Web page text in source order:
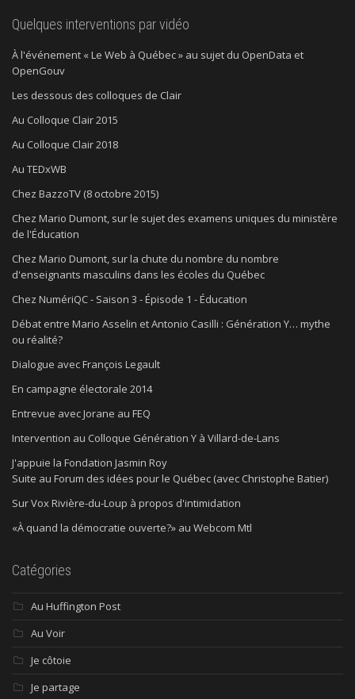
Quelques interventions par vidéo
À l'événement « Le Web à Québec » au sujet du OpenData et
OpenGouv
Les dessous des colloques de Clair
Au Colloque Clair 2015
Au Colloque Clair 2018
Au TEDxWB
Chez BazzoTV (8 octobre 2015)
Chez Mario Dumont, sur le sujet des examens uniques du ministère
de l'Éducation
Chez Mario Dumont, sur la chute du nombre du nombre
d'enseignants masculins dans les écoles du Québec
Chez NumériQC - Saison 3 - Épisode 1 - Éducation
Débat entre Mario Asselin et Antonio Casilli : Génération Y… mythe
ou réalité?
Dialogue avec François Legault
En campagne électorale 2014
Entrevue avec Jorane au FEQ
Intervention au Colloque Génération Y à Villard-de-Lans
J'appuie la Fondation Jasmin Roy
Suite au Forum des idées pour le Québec (avec Christophe Batier)
Sur Vox Rivière-du-Loup à propos d'intimidation
«À quand la démocratie ouverte?» au Webcom Mtl
Catégories
Au Huffington Post
Au Voir
Je côtoie
Je partage